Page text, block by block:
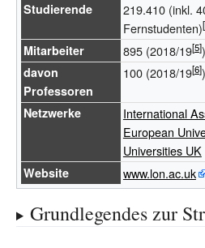
Studierende 219.410 (inkl.
Fernstudenten)
Mitarbeiter 895 (2018/19 )
davon
Professoren
100 (2018/19 )
Netzwerke
International
European
Universities UK
Website www.lon.ac.uk
Grundlegendes zur